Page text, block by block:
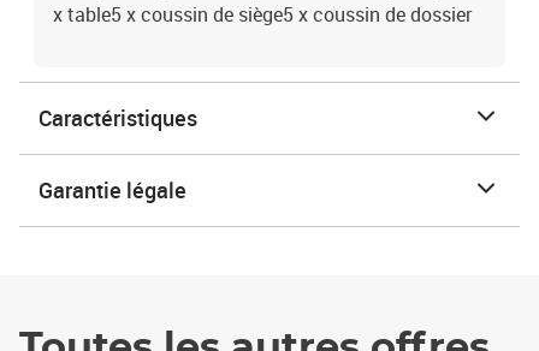
x table5 x coussin de siège5 x coussin de dossier
Caractéristiques
Garantie légale